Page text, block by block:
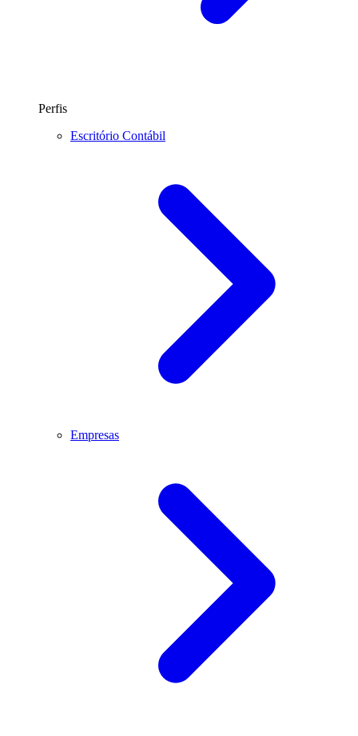
Perfis
Escritório Contábil
Empresas